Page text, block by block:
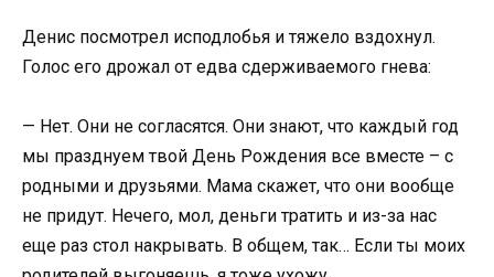
Денис посмотрел исподлобья и тяжело вздохнул.
Голос его дрожал от едва сдерживаемого гнева:
— Нет. Они не согласятся. Они знают, что каждый год
мы празднуем твой День Рождения все вместе – с
родными и друзьями. Мама скажет, что они вообще
не придут. Нечего, мол, деньги тратить и из-за нас
еще раз стол накрывать. В общем, так… Если ты моих